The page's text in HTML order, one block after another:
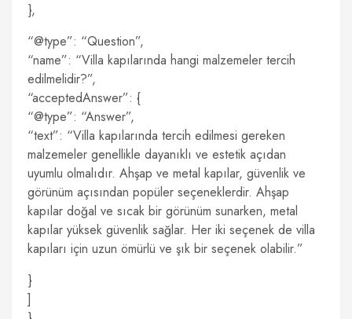
},
“@type”: “Question”,
“name”: “Villa kapılarında hangi malzemeler tercih
edilmelidir?”,
“acceptedAnswer”: {
“@type”: “Answer”,
“text”: “Villa kapılarında tercih edilmesi gereken
malzemeler genellikle dayanıklı ve estetik açıdan
uyumlu olmalıdır. Ahşap ve metal kapılar, güvenlik ve
görünüm açısından popüler seçeneklerdir. Ahşap
kapılar doğal ve sıcak bir görünüm sunarken, metal
kapılar yüksek güvenlik sağlar. Her iki seçenek de villa
kapıları için uzun ömürlü ve şık bir seçenek olabilir.”
}
]